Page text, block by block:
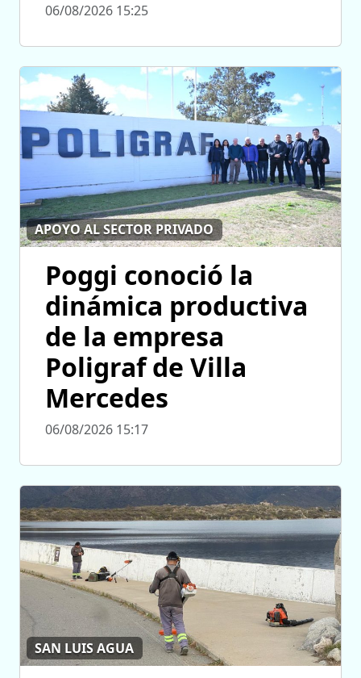
06/08/2026 15:25
APOYO AL SECTOR PRIVADO
Poggi conoció la
dinámica productiva
de la empresa
Poligraf de Villa
Mercedes
06/08/2026 15:17
SAN LUIS AGUA